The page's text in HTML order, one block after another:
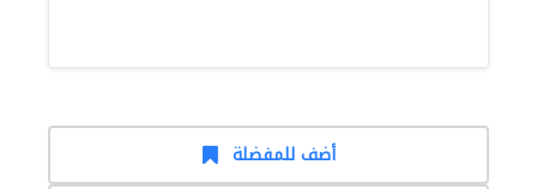
أضف للمفضلة